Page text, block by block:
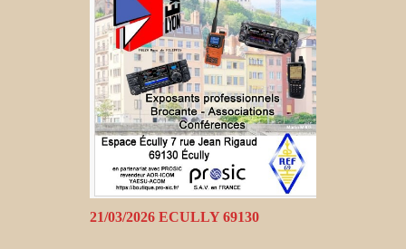
21/03/2026 ECULLY 69130